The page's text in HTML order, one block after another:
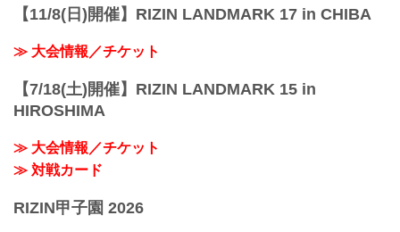
【11/8(日)開催】RIZIN LANDMARK 17 in CHIBA
≫ 大会情報／チケット
【7/18(土)開催】RIZIN LANDMARK 15 in
HIROSHIMA
≫ 大会情報／チケット
≫ 対戦カード
RIZIN甲子園 2026